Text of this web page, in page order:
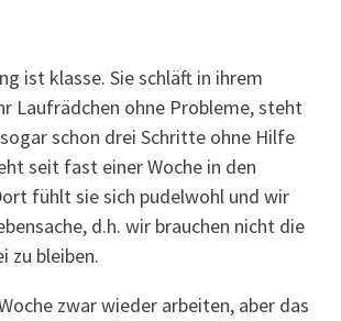
ist klasse. Sie schläft in ihrem
Laufrädchen ohne Probleme, steht
schon drei Schritte ohne Hilfe
seit fast einer Woche in den
fühlt sie sich pudelwohl und wir
d.h. wir brauchen nicht die
zu bleiben.
zwar wieder arbeiten, aber das